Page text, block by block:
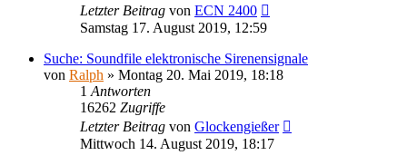
Letzter Beitrag von ECN 2400
Samstag 17. August 2019, 12:59
Suche: Soundfile elektronische Sirenensignale
von Ralph » Montag 20. Mai 2019, 18:18
1 Antworten
16262 Zugriffe
Letzter Beitrag von Glockengießer
Mittwoch 14. August 2019, 18:17